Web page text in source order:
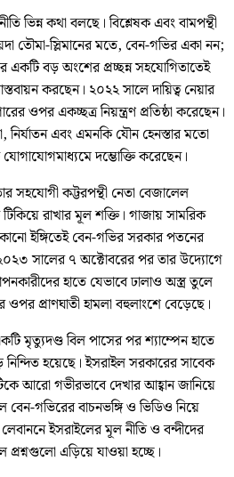
ভিন্ন কথা বলছে। বিশ্লেষক এবং বামপন্থী
তৌমা-স্লিমানের মতে, বেন-গভির একা নন;
একটি বড় অংশের প্রচ্ছন্ন সহযোগিতাতেই
করছেন। ২০২২ সালে দায়িত্ব নেয়ার
ওপর একচ্ছত্র নিয়ন্ত্রণ প্রতিষ্ঠা করেছেন।
নির্যাতন এবং এমনকি যৌন হেনস্তার মতো
যোগাযোগমাধ্যমে দম্ভোক্তি করেছেন।
সহযোগী কট্টরপন্থী নেতা বেজালেল
রাখার মূল শক্তি। গাজায় সামরিক
ইঙ্গিতেই বেন-গভির সরকার পতনের
সালের ৭ অক্টোবরের পর তার উদ্যোগে
হাতে যেভাবে ঢালাও অস্ত্র তুলে
ওপর প্রাণঘাতী হামলা বহুলাংশে বেড়েছে।
মৃত্যুদণ্ড বিল পাসের পর শ্যাম্পেন হাতে
হয়েছে। ইসরাইল সরকারের সাবেক
আরো গভীরভাবে দেখার আহ্বান জানিয়ে
গভিরের বাচনভঙ্গি ও ভিডিও নিয়ে
ইসরাইলের মূল নীতি ও বন্দীদের
এড়িয়ে যাওয়া হচ্ছে।